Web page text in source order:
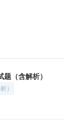
（含解析）
）